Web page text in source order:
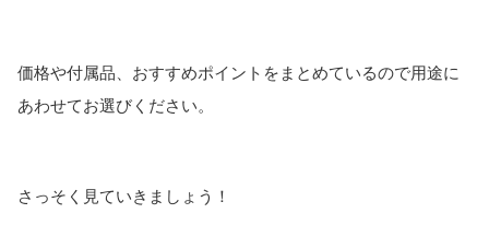
価格や付属品、おすすめポイントをまとめているので用途に
あわせてお選びください。
さっそく見ていきましょう！